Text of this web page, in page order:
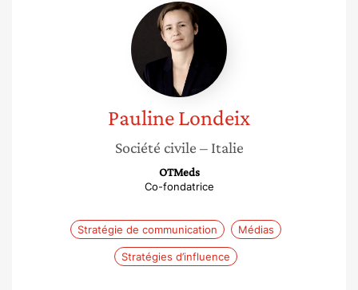
Pauline
Londeix
PaulineLondeix
Société civile – Italie
OTMeds
Co-fondatrice
Stratégie de communication Médias
Stratégies d’influence